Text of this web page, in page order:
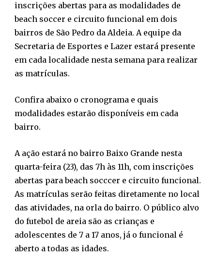
inscrições abertas para as modalidades de
beach soccer e circuito funcional em dois
bairros de São Pedro da Aldeia. A equipe da
Secretaria de Esportes e Lazer estará presente
em cada localidade nesta semana para realizar
as matrículas.
Confira abaixo o cronograma e quais
modalidades estarão disponíveis em cada
bairro.
A ação estará no bairro Baixo Grande nesta
quarta-feira (23), das 7h às 11h, com inscrições
abertas para beach socccer e circuito funcional.
As matrículas serão feitas diretamente no local
das atividades, na orla do bairro. O público alvo
do futebol de areia são as crianças e
adolescentes de 7 a 17 anos, já o funcional é
aberto a todas as idades.